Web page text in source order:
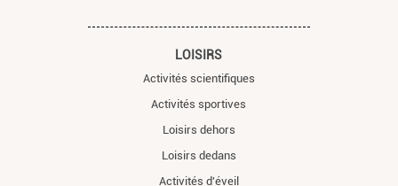
LOISIRS
Activités scientifiques
Activités sportives
Loisirs dehors
Loisirs dedans
Activités d'éveil